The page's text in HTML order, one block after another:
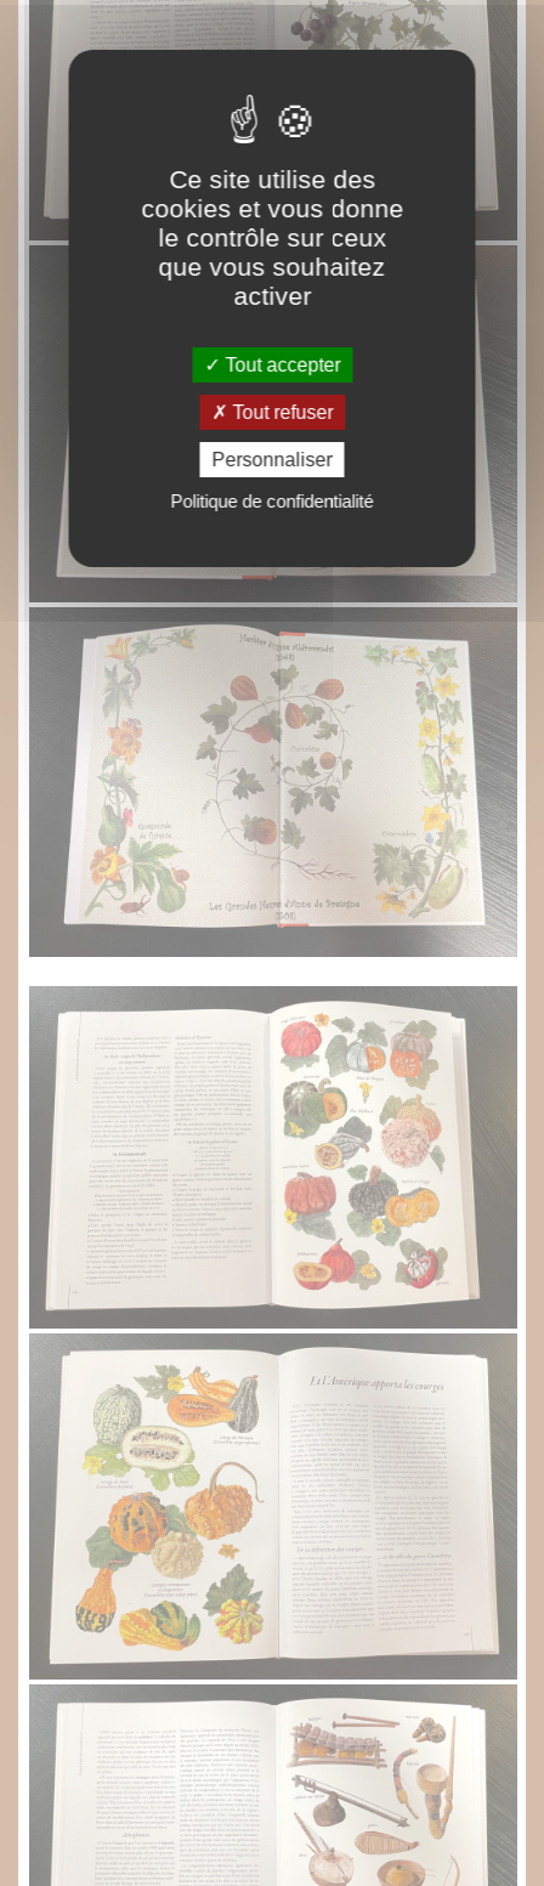
Ce site utilise des
cookies et vous donne
le contrôle sur ceux
que vous souhaitez
activer
Tout accepter
Tout refuser
Personnaliser
Politique de confidentialité